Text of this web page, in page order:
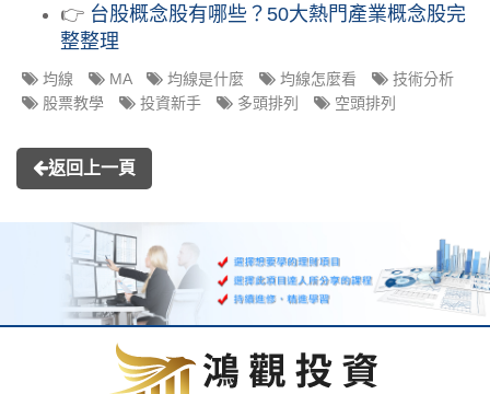
👉 台股概念股有哪些？50大熱門產業概念股完
整整理
均線 MA 均線是什麼 均線怎麼看
技術分析
股票教學
投資新手 多頭排列 空頭排列
返回上一頁